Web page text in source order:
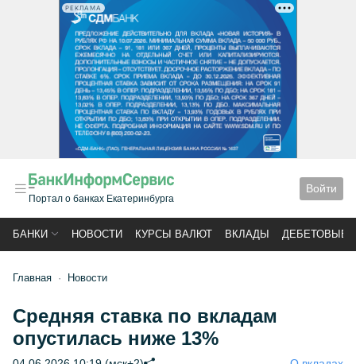
РЕКЛАМА
Портал о банках Екатеринбурга
Войти
БАНКИ НОВОСТИ КУРСЫ ВАЛЮТ ВКЛАДЫ ДЕБЕТОВЫЕ
Главная Новости
Средняя ставка по вкладам
опустилась ниже 13%